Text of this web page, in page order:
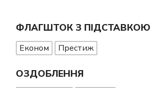
ФЛАГШТОК З ПІДСТАВКОЮ
Економ Престиж
ОЗДОБЛЕННЯ